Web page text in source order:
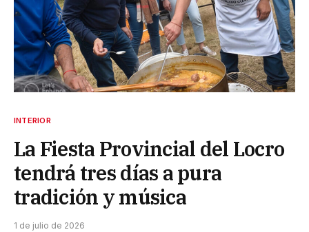
INTERIOR
La Fiesta Provincial del Locro
tendrá tres días a pura
tradición y música
1 de julio de 2026